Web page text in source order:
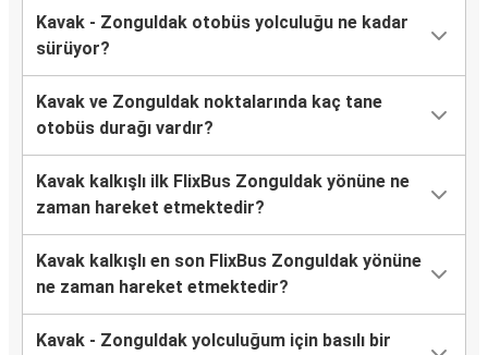
Kavak - Zonguldak otobüs yolculuğu ne kadar
sürüyor?
Kavak ve Zonguldak noktalarında kaç tane
otobüs durağı vardır?
Kavak kalkışlı ilk FlixBus Zonguldak yönüne ne
zaman hareket etmektedir?
Kavak kalkışlı en son FlixBus Zonguldak yönüne
ne zaman hareket etmektedir?
Kavak - Zonguldak yolculuğum için basılı bir